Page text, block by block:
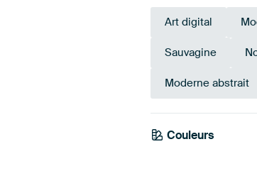
Art digital
Sauvagine
Moderne abstrait
Couleurs
Vert sauge